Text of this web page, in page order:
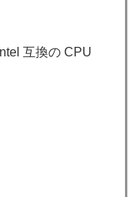
互換の CPU